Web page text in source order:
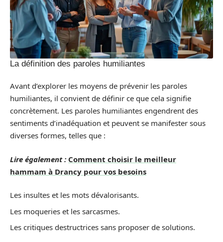
La définition des paroles humiliantes
Avant d’explorer les moyens de prévenir les paroles
humiliantes, il convient de définir ce que cela signifie
concrètement. Les paroles humiliantes engendrent des
sentiments d’inadéquation et peuvent se manifester sous
diverses formes, telles que :
Lire également : Comment choisir le meilleur
hammam à Drancy pour vos besoins
Les insultes et les mots dévalorisants.
Les moqueries et les sarcasmes.
Les critiques destructrices sans proposer de solutions.